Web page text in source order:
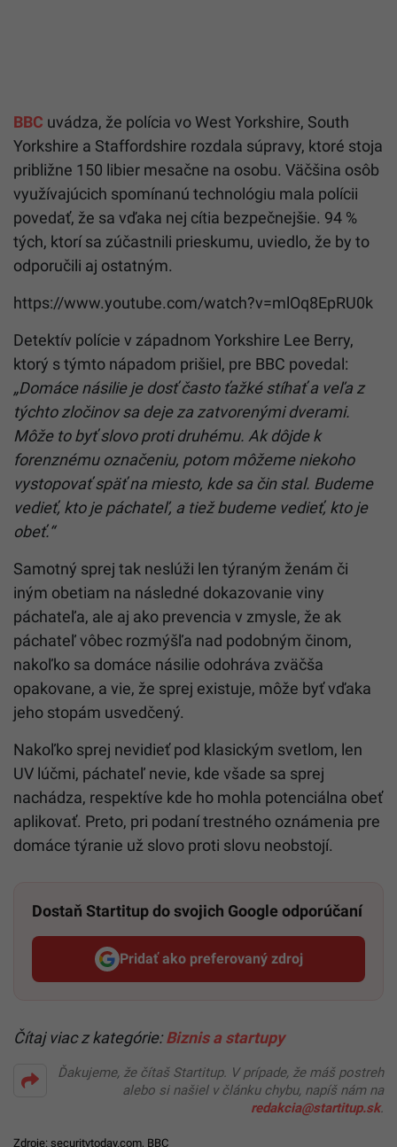
BBC uvádza, že polícia vo West Yorkshire, South
Yorkshire a Staffordshire rozdala súpravy, ktoré stoja
približne 150 libier mesačne na osobu. Väčšina osôb
využívajúcich spomínanú technológiu mala polícii
povedať, že sa vďaka nej cítia bezpečnejšie. 94 %
tých, ktorí sa zúčastnili prieskumu, uviedlo, že by to
odporučili aj ostatným.
https://www.youtube.com/watch?v=mlOq8EpRU0k
Detektív polície v západnom Yorkshire Lee Berry,
ktorý s týmto nápadom prišiel, pre BBC povedal:
„Domáce násilie je dosť často ťažké stíhať a veľa z
týchto zločinov sa deje za zatvorenými dverami.
Môže to byť slovo proti druhému. Ak dôjde k
forenznému označeniu, potom môžeme niekoho
vystopovať späť na miesto, kde sa čin stal. Budeme
vedieť, kto je páchateľ, a tiež budeme vedieť, kto je
obeť.“
Samotný sprej tak neslúži len týraným ženám či
iným obetiam na následné dokazovanie viny
páchateľa, ale aj ako prevencia v zmysle, že ak
páchateľ vôbec rozmýšľa nad podobným činom,
nakoľko sa domáce násilie odohráva zväčša
opakovane, a vie, že sprej existuje, môže byť vďaka
jeho stopám usvedčený.
Nakoľko sprej nevidieť pod klasickým svetlom, len
UV lúčmi, páchateľ nevie, kde všade sa sprej
nachádza, respektíve kde ho mohla potenciálna obeť
aplikovať. Preto, pri podaní trestného oznámenia pre
domáce týranie už slovo proti slovu neobstojí.
Dostaň Startitup do svojich Google odporúčaní
Pridať ako preferovaný zdroj
Startitup, odkaz sa otvorí v
Čítaj viac z kategórie:Biznis a startupy
Ďakujeme, že čítaš Startitup. V prípade, že máš postreh
alebo si našiel v článku chybu, napíš nám na
redakcia@startitup.sk.
Zdroje: securitytoday.com, BBC